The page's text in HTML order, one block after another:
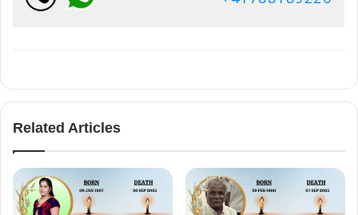
Related Articles